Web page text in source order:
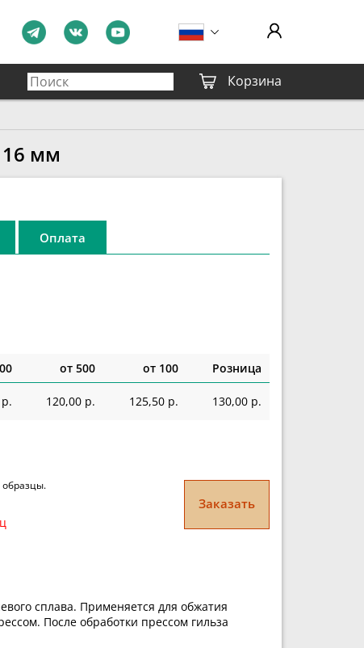
Корзина
мм
Оплата
от 500 от 100
Розница
120,00 р. 125,50 р. 130,00 р.
образцы.
Заказать
сплава. Применяется для обжатия
После обработки прессом гильза